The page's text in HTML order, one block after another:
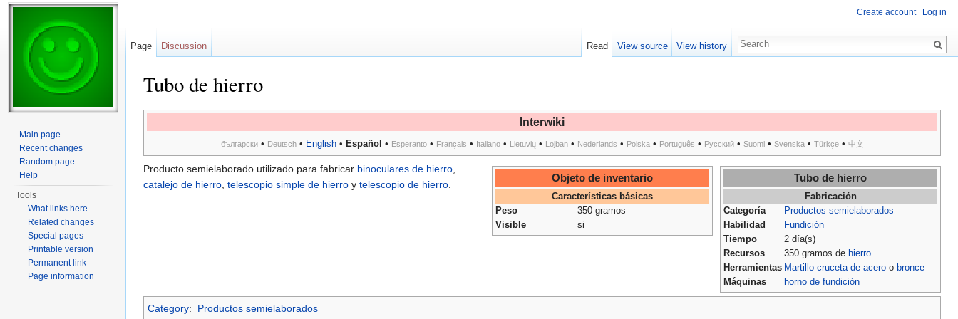
Tubo de hierro
Interwiki
български• Deutsch• English• Español • Esperanto• Français • Italiano• Lietuvių• Lojban• Nederlands • Polska• Português • Русский• Suomi• Svenska• Türkçe• 中文
Tubo de hierro
Fabricación
Categoría
Productos semielaborados
Habilidad
Fundición
Tiempo
2 día(s)
Recursos
350 gramos de hierro
Herramientas Martillo cruceta de acero o bronce
Máquinas
horno de fundición
Objeto de inventario
Características básicas
Peso
350 gramos
Visible
si
Producto semielaborado utilizado para fabricar binoculares de hierro,
catalejo de hierro, telescopio simple de hierro y telescopio de hierro.
Category: Productos semielaborados
Create account Log in
Page Discussion Read View source View history
Main page
Recent changes
Random page
Help
Tools
What links here
Related changes
Special pages
Printable version
Permanent link
Page information